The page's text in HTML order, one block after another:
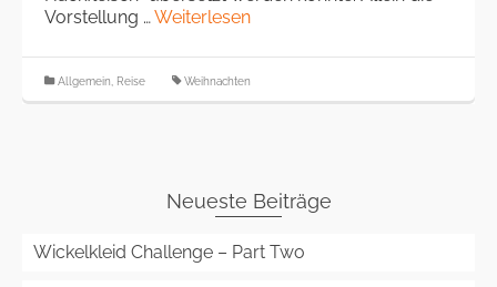
Vorstellung …Weiterlesen
Allgemein, Reise Weihnachten
Neueste Beiträge
Wickelkleid Challenge – Part Two